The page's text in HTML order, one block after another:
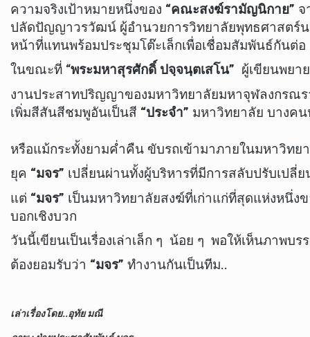
ความจริงเป้าหมายหนึ่งของ “คณะสงฆ์รามัญนิกาย” จ
ปลัดปัญญาวรวัฒน์ ผู้อำนวยการวิทยาลัยพุทธศาสตร์
หน้าที่แทนพร้อมประชุมโต๊ะเล็กเพื่อเชื่อมสัมพันธ์กันต่อ
ในขณะที่ “พระมหาสุรศักดิ์ ปจฺจนฺตเสโน” ผู้เขียนพย
งานประสาทปริญญาของมหาวิทยาลัยมหาจุฬลงกร
เพิ่มสีสันสีชมพูอันเป็นสี “ประจำ” มหาวิทยาลัย บางค
หรือแม้กระทั้งยามค่ำคืน ขับรถเข้ามาภายในมหาวิท
ยุค “มจร” เปลี่ยนผ่านทั้งผู้บริหารที่มีการสลับปรับเป
แต่ “มจร” เป็นมหาวิทยาลัยสงฆ์ที่เก่าแก่ที่สุดแห่งหนึ่ง
บอกเชิงบวก
วันนี้เขียนเป็นเรื่องเล่าเล็ก ๆ น้อย ๆ พอให้เห็นภาพบ
ต้องยอมรับว่า “มจร” ทำงานกันเป็นทีม..
เล่าเรื่องโดย..อุทัย มณี